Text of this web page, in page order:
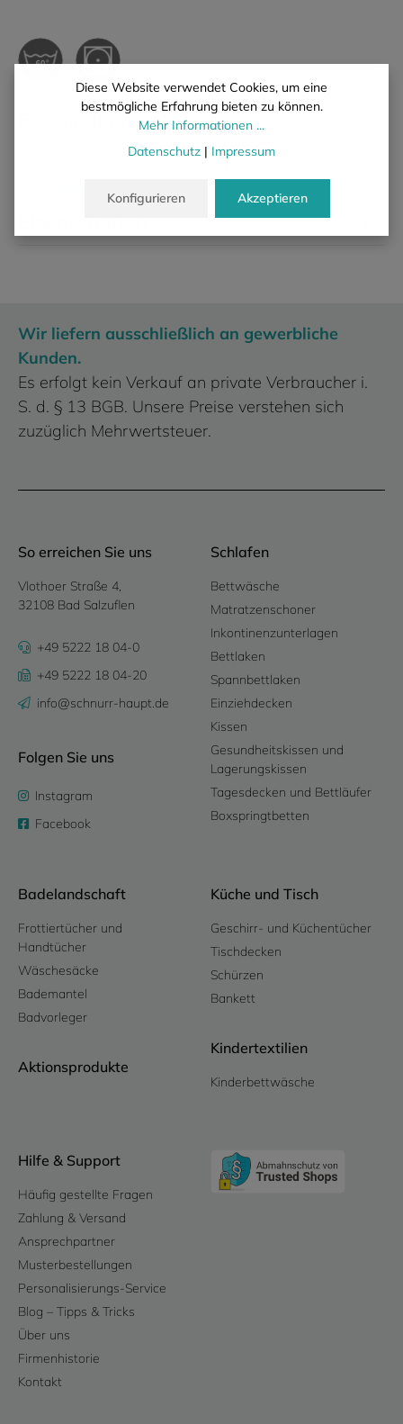
Beschreibung
Für alle, die ein hochelastisches Spannbettlaken benötigen,
Wir liefern ausschließlich an gewerbliche
Kunden.
Es erfolgt kein Verkauf an private Verbraucher i.
S. d. § 13 BGB. Unsere Preise verstehen sich
zuzüglich Mehrwertsteuer.
So erreichen Sie uns
Vlothoer Straße 4,
32108 Bad Salzuflen
+49 5222 18 04-0
+49 5222 18 04-20
info@schnurr-haupt.de
Folgen Sie uns
Instagram
Facebook
Schlafen
Bettwäsche
Matratzenschoner
Inkontinenzunterlagen
Bettlaken
Spannbettlaken
Einziehdecken
Kissen
Gesundheitskissen und
Lagerungskissen
Tagesdecken und Bettläufer
Boxspringtbetten
Badelandschaft
Frottiertücher und
Handtücher
Wäschesäcke
Bademantel
Badvorleger
Aktionsprodukte
Küche und Tisch
Geschirr- und Küchentücher
Tischdecken
Schürzen
Bankett
Kindertextilien
Kinderbettwäsche
Hilfe & Support
Häufig gestellte Fragen
Zahlung & Versand
Ansprechpartner
Musterbestellungen
Personalisierungs-Service
Blog – Tipps & Tricks
Über uns
Firmenhistorie
Kontakt
Diese Website verwendet Cookies, um eine
bestmögliche Erfahrung bieten zu können.
Mehr Informationen ...
Datenschutz | Impressum
Konfigurieren Akzeptieren